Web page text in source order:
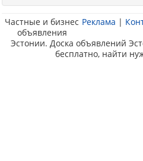
Реклама |
Частные и бизнес
объявления
Эстонии. Доска объявлений
бесплатно, найти